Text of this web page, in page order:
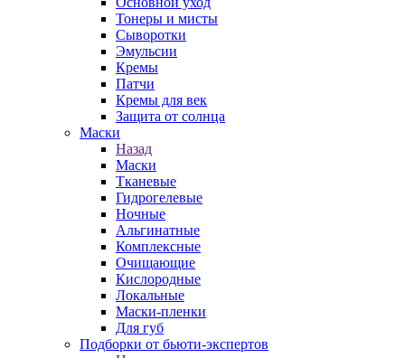
Тонеры и мисты
Сыворотки
Эмульсии
Кремы
Патчи
Кремы для век
Защита от солнца
Маски
Назад
Маски
Тканевые
Гидрогелевые
Ночные
Альгинатные
Комплексные
Очищающие
Кислородные
Локальные
Маски-пленки
Для губ
Подборки от бьюти-экспертов